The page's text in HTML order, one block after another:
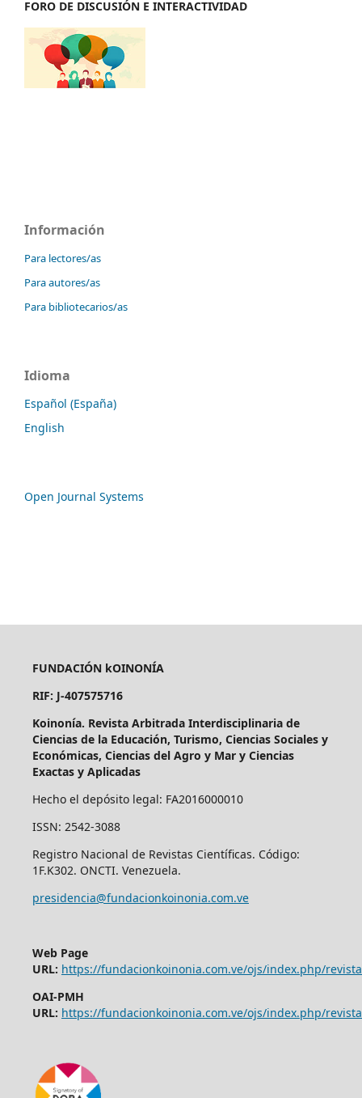
FORO DE DISCUSIÓN E INTERACTIVIDAD
Información
Para lectores/as
Para autores/as
Para bibliotecarios/as
Idioma
Español (España)
English
Open Journal Systems
FUNDACIÓN kOINONÍA
RIF: J-407575716
Koinonía. Revista Arbitrada Interdisciplinaria de
Ciencias de la Educación, Turismo, Ciencias Sociales y
Económicas, Ciencias del Agro y Mar y Ciencias
Exactas y Aplicadas
Hecho el depósito legal: FA2016000010
ISSN: 2542-3088
Registro Nacional de Revistas Científicas. Código:
1F.K302. ONCTI. Venezuela.
presidencia@fundacionkoinonia.com.ve
Web Page
URL: https://fundacionkoinonia.com.ve/ojs/index.php/
OAI-PMH
URL: https://fundacionkoinonia.com.ve/ojs/index.php/